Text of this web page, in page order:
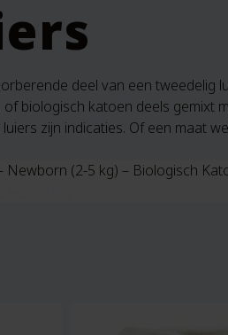
deel van een tweedelig
biologisch katoen deels gemixt
zijn indicaties. Of een maat
Newborn (2-5 kg) – Biologisch